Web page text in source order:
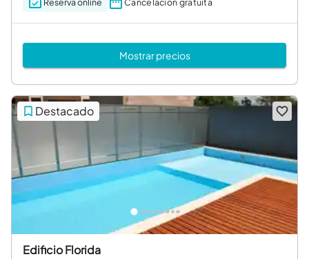
Mostrar precios
Destacado
Edificio Florida